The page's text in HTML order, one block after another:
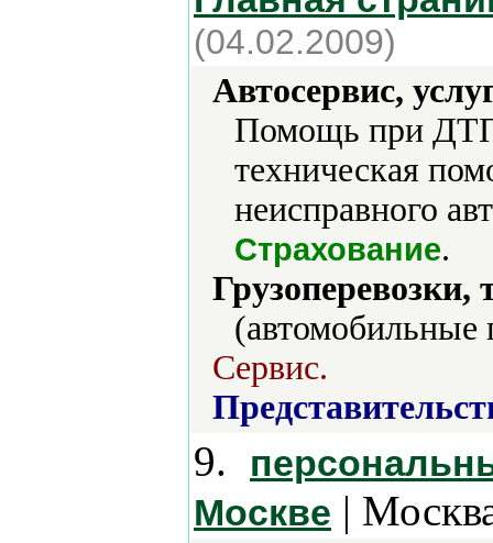
(04.02.2009)
Автосервис,
Помощь при ДТП
техническая
неисправного
Страхование.
(автомобильные
Сервис.
9.
Москве |